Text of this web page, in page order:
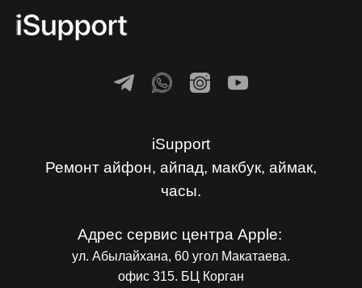
iSupport
Ремонт айфон, айпад, макбук, аймак,
часы.
Адрес сервис центра Apple:
ул. Абылайхана, 60 угол Макатаева.
офис 315. БЦ Корган